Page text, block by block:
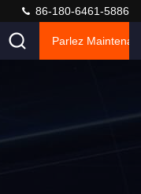
86-180-6461-5886
Parlez